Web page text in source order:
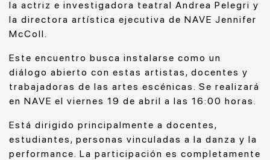
la actriz e investigadora teatral Andrea Pelegri y
la directora artística ejecutiva de NAVE Jennifer
McColl.
Este encuentro busca instalarse como un
diálogo abierto con estas artistas, docentes y
trabajadoras de las artes escénicas. Se realizará
en NAVE el viernes 19 de abril a las 16:00 horas.
Está dirigido principalmente a docentes,
estudiantes, personas vinculadas a la danza y la
performance. La participación es completamente